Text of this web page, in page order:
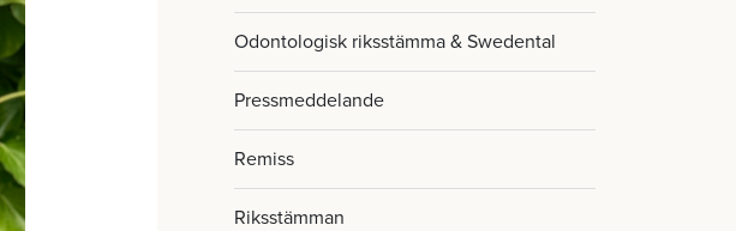
Odontologisk riksstämma & Swedental
Pressmeddelande
Remiss
Riksstämman